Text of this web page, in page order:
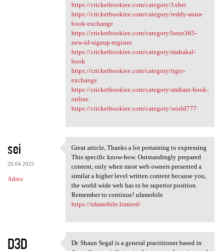
https://cricketbookiee.com/category/1xbet
https://cricketbookiee.com/category/reddy-anna-
book-exchange
https://cricketbookiee.com/category/lotus365-
new-id-signup-register
https://cricketbookiee.com/category/mahakal-
book
https://cricketbookiee.com/category/tiger-
exchange
https://cricketbookiee.com/category/ambani-book-
online
https://cricketbookiee.com/category/world777
sei
20.04.2025
Adres
Great article, Thanks a lot
Great article, Thanks a lot pertaining to expressing
This specific know-how. Outstandingly prepared
content, only when most web owners presented a
similar a higher level written content because you,
the world wide web has to be superior position.
Remember to continue! ufamobile
https://ufamobile.limited/
D3D
Dr. Shaun Segal is a general practitioner based in